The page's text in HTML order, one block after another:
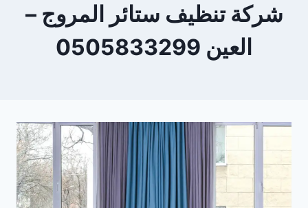
شركة تنظيف ستائر المروج –
العين 0505833299